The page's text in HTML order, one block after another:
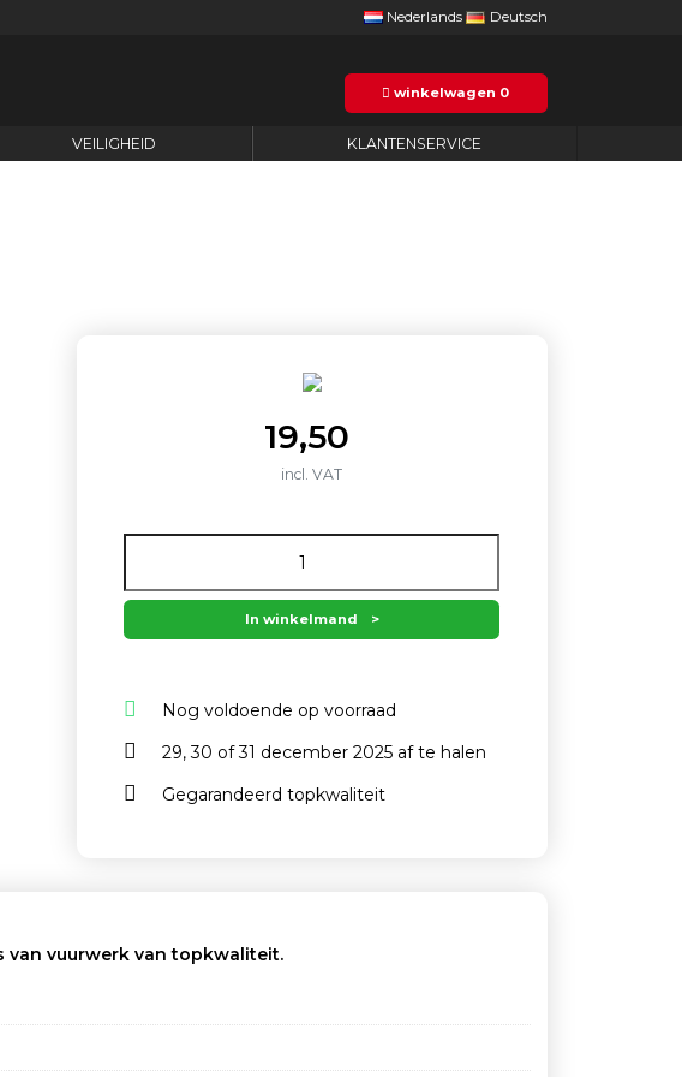
Nederlands Deutsch
winkelwagen 0
VEILIGHEID KLANTENSERVICE
19,50
incl. VAT
In winkelmand
Nog voldoende op voorraad
29, 30 of 31 december 2025 af te halen
Gegarandeerd topkwaliteit
van vuurwerk van topkwaliteit.